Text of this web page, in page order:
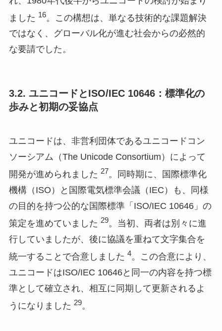
ました 16。この構想は、単なる技術的な課題解決
ではなく、グローバル化が進む社会からの必然的
な要請でした。
3.2. ユニコードとISO/IEC 10646：標準化の
歩みと初期の妥協点
ユニコードは、非営利団体であるユニコードコン
ソーシアム（The Unicode Consortium）によって
開発が進められました 27。同時期に、国際標準化
機構（ISO）と国際電気標準会議（IEC）も、同様
の目的を持つ公的な国際標準「ISO/IEC 10646」の
策定を進めていました 29。当初、両者は別々に進
行していましたが、後に協議を重ねて文字集合を
統一することで合意しました 4。この合意により、
ユニコードはISO/IEC 10646と同一の内容を持つ標
準として確立され、相互に同期して更新されるよ
うになりました 29。